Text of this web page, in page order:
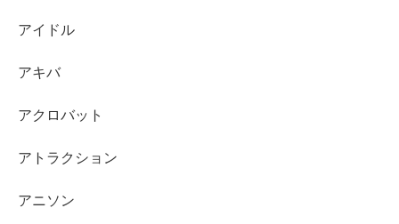
アイドル
アキバ
アクロバット
アトラクション
アニソン